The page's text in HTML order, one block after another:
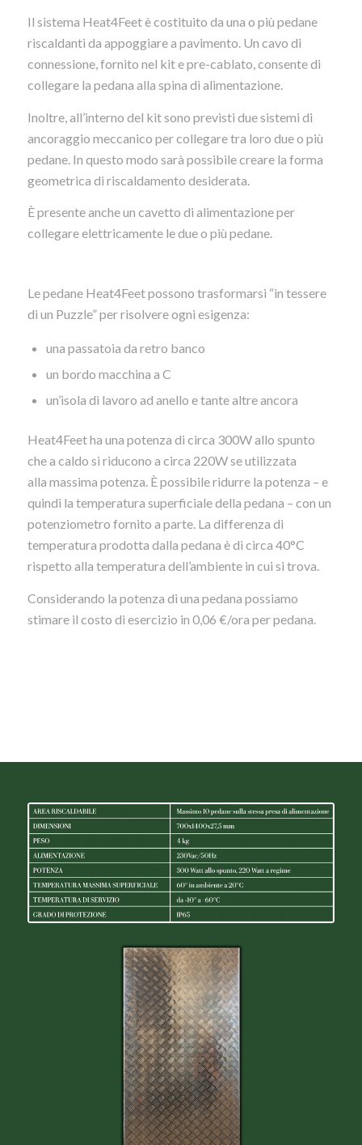
Il sistema Heat4Feet è costituito da una o più pedane
riscaldanti da appoggiare a pavimento. Un cavo di
connessione, fornito nel kit e pre-cablato, consente di
collegare la pedana alla spina di alimentazione.
Inoltre, all’interno del kit sono previsti due sistemi di
ancoraggio meccanico per collegare tra loro due o più
pedane. In questo modo sarà possibile creare la forma
geometrica di riscaldamento desiderata.
È presente anche un cavetto di alimentazione per
collegare elettricamente le due o più pedane.
Le pedane Heat4Feet possono trasformarsi “in tessere
di un Puzzle” per risolvere ogni esigenza:
una passatoia da retro banco
un bordo macchina a C
un’isola di lavoro ad anello e tante altre ancora
Heat4Feet ha una potenza di circa 300W allo spunto
che a caldo si riducono a circa 220W se utilizzata
alla massima potenza. È possibile ridurre la potenza – e
quindi la temperatura superficiale della pedana – con un
potenziometro fornito a parte. La differenza di
temperatura prodotta dalla pedana è di circa 40°C
rispetto alla temperatura dell’ambiente in cui si trova.
Considerando la potenza di una pedana possiamo
stimare il costo di esercizio in 0,06 €/ora per pedana.